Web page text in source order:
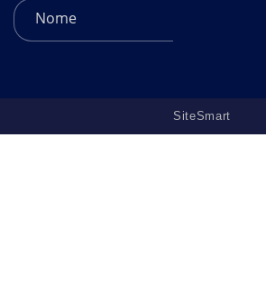
SiteSmart